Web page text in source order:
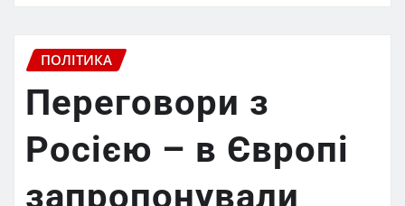
ПОЛІТИКА
Переговори з
Росією – в Європі
запропонували